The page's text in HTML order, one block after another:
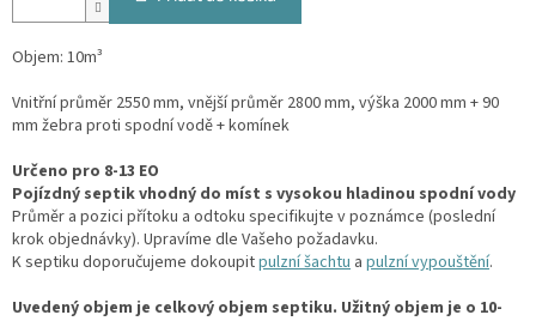
Objem: 10m³
Vnitřní průměr 2550 mm, vnější průměr 2800 mm, výška 2000 mm + 90
mm žebra proti spodní vodě + komínek
Určeno pro 8-13 EO
Pojízdný septik vhodný do míst s vysokou hladinou spodní vody
Průměr a pozici přítoku a odtoku specifikujte v poznámce (poslední
krok objednávky). Upravíme dle Vašeho požadavku.
K septiku doporučujeme dokoupitpulzní šachtu a pulzní vypouštění.
Uvedený objem je celkový objem septiku. Užitný objem je o 10-